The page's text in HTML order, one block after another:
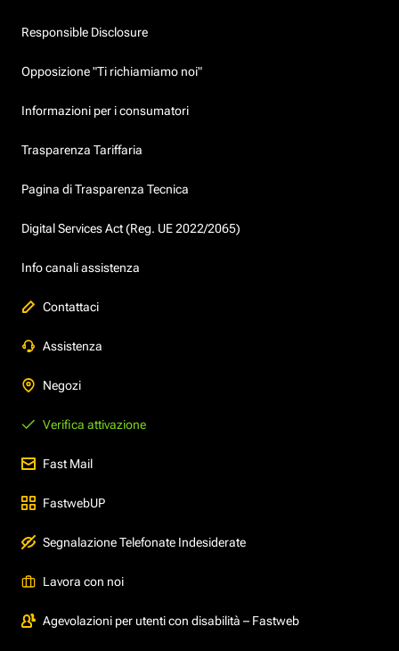
Responsible Disclosure
Opposizione "Ti richiamiamo noi"
Informazioni per i consumatori
Trasparenza Tariffaria
Pagina di Trasparenza Tecnica
Digital Services Act (Reg. UE 2022/2065)
Info canali assistenza
Contattaci
Assistenza
Negozi
Verifica attivazione
Fast Mail
FastwebUP
Segnalazione Telefonate Indesiderate
Lavora con noi
Agevolazioni per utenti con disabilità – Fastweb